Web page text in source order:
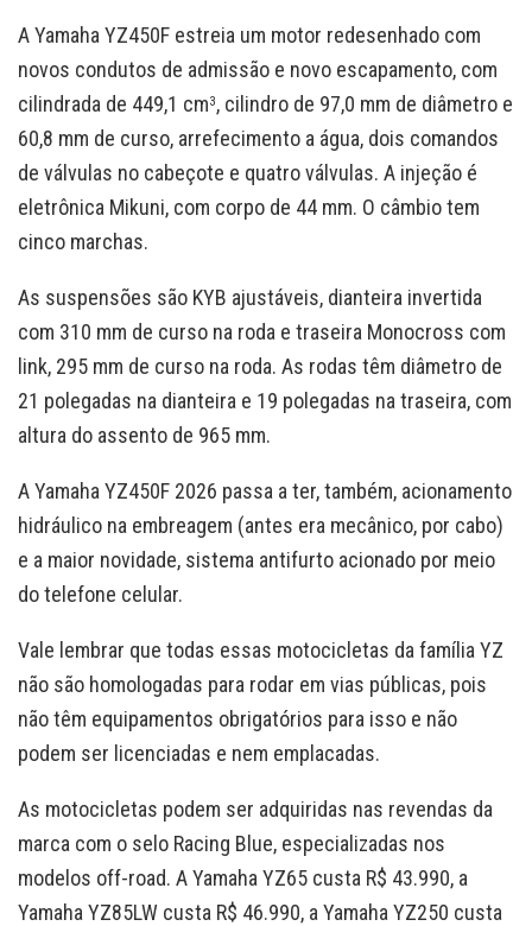
A Yamaha YZ450F estreia um motor redesenhado com
novos condutos de admissão e novo escapamento, com
cilindrada de 449,1 cm3, cilindro de 97,0 mm de diâmetro e
60,8 mm de curso, arrefecimento a água, dois comandos
de válvulas no cabeçote e quatro válvulas. A injeção é
eletrônica Mikuni, com corpo de 44 mm. O câmbio tem
cinco marchas.
As suspensões são KYB ajustáveis, dianteira invertida
com 310 mm de curso na roda e traseira Monocross com
link, 295 mm de curso na roda. As rodas têm diâmetro de
21 polegadas na dianteira e 19 polegadas na traseira, com
altura do assento de 965 mm.
A Yamaha YZ450F 2026 passa a ter, também, acionamento
hidráulico na embreagem (antes era mecânico, por cabo)
e a maior novidade, sistema antifurto acionado por meio
do telefone celular.
Vale lembrar que todas essas motocicletas da família YZ
não são homologadas para rodar em vias públicas, pois
não têm equipamentos obrigatórios para isso e não
podem ser licenciadas e nem emplacadas.
As motocicletas podem ser adquiridas nas revendas da
marca com o selo Racing Blue, especializadas nos
modelos off-road. A Yamaha YZ65 custa R$ 43.990, a
Yamaha YZ85LW custa R$ 46.990, a Yamaha YZ250 custa